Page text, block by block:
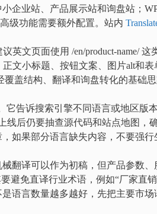
企业站、产品展示站和询盘站；
级功能需要额外配置。站内
英文页面使用 /en/product-name/
文小标题、按钮文案、图片alt和表
覆盖结构、翻译和询盘转化的基础
它告诉搜索引擎不同语言或地区
线后仍要抽查源代码和站点地图，
如果部分语言缺失内容，不要强行
翻译可以作为初稿，但产品参数
避免直译行业术语，例如“厂家直
语言数量越多越好，先把主要市场